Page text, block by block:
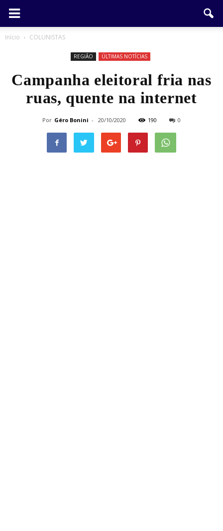
Início COLUNISTAS
REGIÃO ÚLTIMAS NOTÍCIAS
Campanha eleitoral fria nas
ruas, quente na internet
Por Géro Bonini - 20/10/2020 190 0